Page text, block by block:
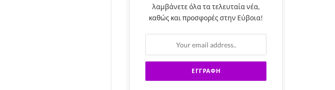
λαμβάνετε όλα τα τελευταία νέα,
καθώς και προσφορές στην Εύβοια!